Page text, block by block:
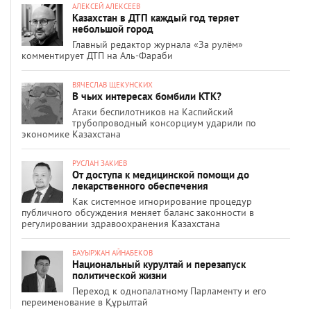
АЛЕКСЕЙ АЛЕКСЕЕВ
Казахстан в ДТП каждый год теряет
небольшой город
Главный редактор журнала «За рулём»
комментирует ДТП на Аль-Фараби
ВЯЧЕСЛАВ ЩЕКУНСКИХ
В чьих интересах бомбили КТК?
Атаки беспилотников на Каспийский
трубопроводный консорциум ударили по
экономике Казахстана
РУСЛАН ЗАКИЕВ
От доступа к медицинской помощи до
лекарственного обеспечения
Как системное игнорирование процедур
публичного обсуждения меняет баланс законности в
регулировании здравоохранения Казахстана
БАУЫРЖАН АЙНАБЕКОВ
Национальный курултай и перезапуск
политической жизни
Переход к однопалатному Парламенту и его
переименование в Құрылтай